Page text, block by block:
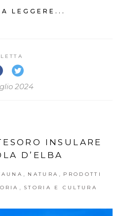
LEGGERE...
2024
INSULARE
D’ELBA
NATURA PRODOTTI
STORIA E CULTURA